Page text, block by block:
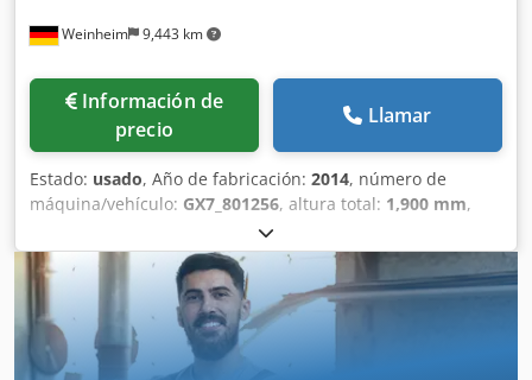
Weinheim 9,443 km
Información de
precio
Llamar
Estado: usado, Año de fabricación: 2014, número de
máquina/vehículo: GX7_801256, altura total: 1,900 mm,
, ancho total:
la pieza (máx.):20 kg, velocidad del cabezal (máx.):12,000
rpm
, diámetro de disco rectificador: 202 mm, peso total:
, potencia:1.9 kW (2.58 CV), Rectificadora de
herramientas CNC de 5 ejes - disponible usada o
reacondicionada. Potente máquina de producción con